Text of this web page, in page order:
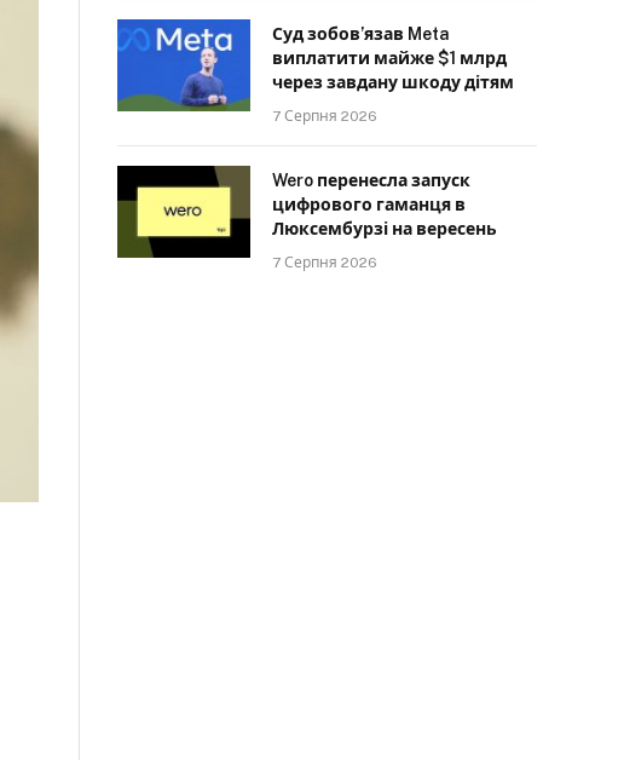
Суд зобов’язав Meta
виплатити майже $1 млрд
через завдану шкоду дітям
7 Серпня 2026
Wero перенесла запуск
цифрового гаманця в
Люксембурзі на вересень
7 Серпня 2026